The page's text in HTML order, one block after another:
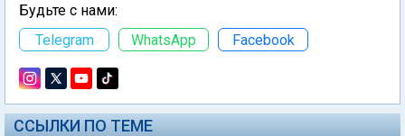
Будьте с нами:
Telegram
WhatsApp Facebook
ССЫЛКИ ПО ТЕМЕ